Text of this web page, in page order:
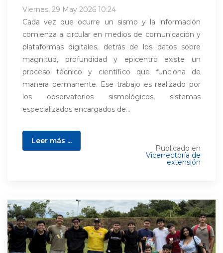
Viernes, 29 May 2026 10:24
Cada vez que ocurre un sismo y la información
comienza a circular en medios de comunicación y
plataformas digitales, detrás de los datos sobre
magnitud, profundidad y epicentro existe un
proceso técnico y científico que funciona de
manera permanente. Ese trabajo es realizado por
los observatorios sismológicos, sistemas
especializados encargados de...
Leer más ...
Publicado en
Vicerrectoría de
extensión